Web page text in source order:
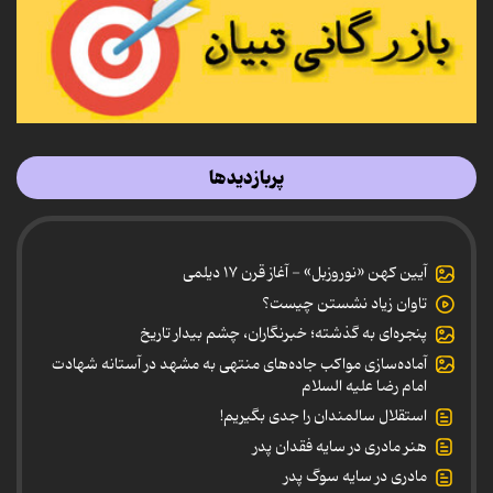
پربازدیدها
آیین کهن «نوروزبل» - آغاز قرن ۱۷ دیلمی
تاوان زیاد نشستن چیست؟
پنجره‌ای به گذشته؛ خبرنگاران، چشم بیدار تاریخ
آماده‌سازی مواکب جاده‌های منتهی به مشهد در آستانه شهادت
امام رضا علیه السلام
استقلال سالمندان را جدی بگیریم!
هنر مادری در سایه‌ فقدان پدر
مادری در سایه سوگ پدر